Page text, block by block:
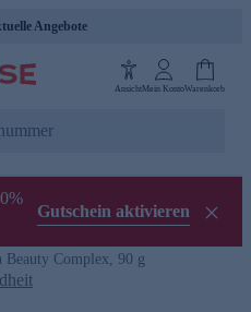
Angebote
AnsichtMein KontoWarenkorb
Gutschein aktivieren
Beauty Complex, 90 g